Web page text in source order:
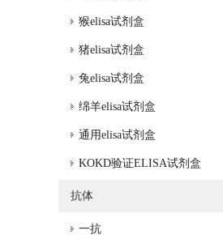
猴elisa试剂盒
猪elisa试剂盒
兔elisa试剂盒
绵羊elisa试剂盒
通用elisa试剂盒
KOKD验证ELISA试剂盒
抗体
一抗